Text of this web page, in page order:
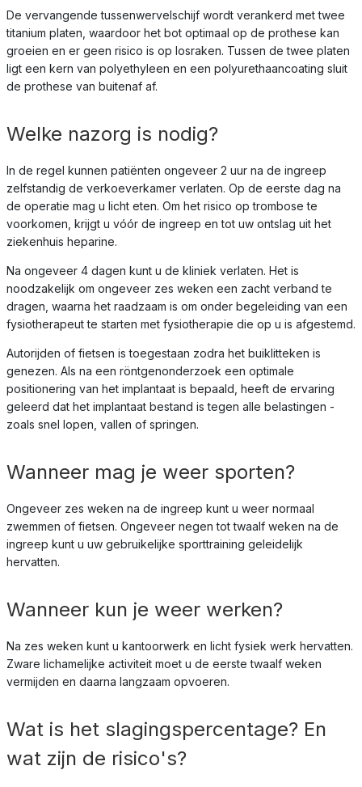
De vervangende tussenwervelschijf wordt verankerd met twee
titanium platen, waardoor het bot optimaal op de prothese kan
groeien en er geen risico is op losraken. Tussen de twee platen
ligt een kern van polyethyleen en een polyurethaancoating sluit
de prothese van buitenaf af.
Welke nazorg is nodig?
In de regel kunnen patiënten ongeveer 2 uur na de ingreep
zelfstandig de verkoeverkamer verlaten. Op de eerste dag na
de operatie mag u licht eten. Om het risico op trombose te
voorkomen, krijgt u vóór de ingreep en tot uw ontslag uit het
ziekenhuis heparine.
Na ongeveer 4 dagen kunt u de kliniek verlaten. Het is
noodzakelijk om ongeveer zes weken een zacht verband te
dragen, waarna het raadzaam is om onder begeleiding van een
fysiotherapeut te starten met fysiotherapie die op u is afgestemd.
Autorijden of fietsen is toegestaan zodra het buiklitteken is
genezen. Als na een röntgenonderzoek een optimale
positionering van het implantaat is bepaald, heeft de ervaring
geleerd dat het implantaat bestand is tegen alle belastingen -
zoals snel lopen, vallen of springen.
Wanneer mag je weer sporten?
Ongeveer zes weken na de ingreep kunt u weer normaal
zwemmen of fietsen. Ongeveer negen tot twaalf weken na de
ingreep kunt u uw gebruikelijke sporttraining geleidelijk
hervatten.
Wanneer kun je weer werken?
Na zes weken kunt u kantoorwerk en licht fysiek werk hervatten.
Zware lichamelijke activiteit moet u de eerste twaalf weken
vermijden en daarna langzaam opvoeren.
Wat is het slagingspercentage? En
wat zijn de risico's?